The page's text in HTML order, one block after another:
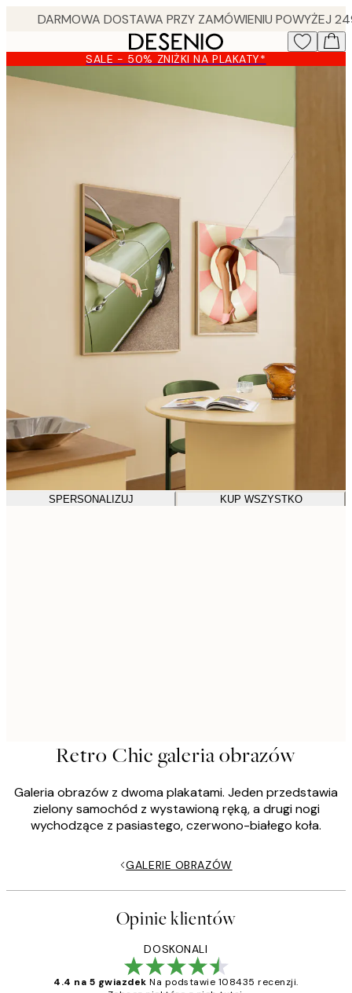
content.
SALE - 50% ZNIŻKI NA PLAKATY*
SPERSONALIZUJ KUP WSZYSTKO
Retro Chic galeria obrazów
Galeria obrazów z dwoma plakatami. Jeden przedstawia
zielony samochód z wystawioną ręką, a drugi nogi
wychodzące z pasiastego, czerwono-białego koła.
GALERIE OBRAZÓW
Opinie klientów
DOSKONALI
4.4 na 5 gwiazdek Na podstawie 108435 recenzji.